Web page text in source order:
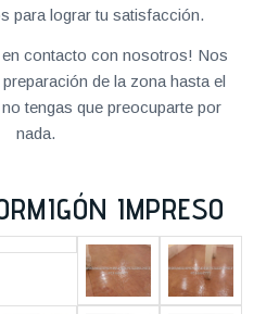
para lograr tu satisfacción.
en contacto con nosotros! Nos
de la zona hasta el
tengas que preocuparte por
nada.
IMPRESO